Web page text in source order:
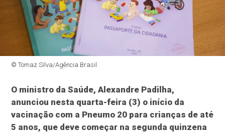
© Tomaz Silva/Agência Brasil
O ministro da Saúde, Alexandre Padilha,
anunciou nesta quarta-feira (3) o início da
vacinação com a Pneumo 20 para crianças de até
5 anos, que deve começar na segunda quinzena